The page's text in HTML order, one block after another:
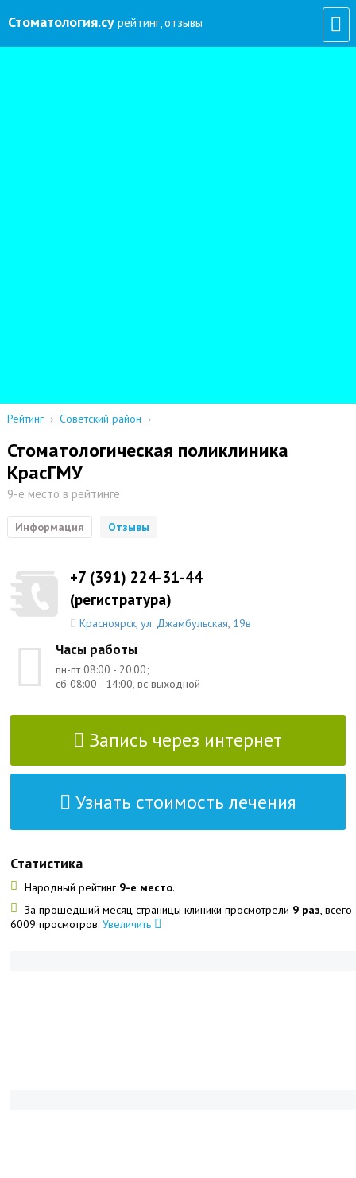
Стоматология.су рейтинг, отзывы
Рейтинг › Советский район ›
Стоматологическая поликлиника
КрасГМУ
9-е место в рейтинге
Информация Отзывы
+7 (391) 224-31-44
(регистратура)
Красноярск,ул. Джамбульская, 19в
Часы работы
пн-пт 08:00 - 20:00;
сб 08:00 - 14:00, вс выходной
Запись через интернет
Узнать стоимость лечения
Статистика
Народный рейтинг 9-е место.
За прошедший месяц страницы клиники просмотрели 9 раз, всего
6009 просмотров.Увеличить